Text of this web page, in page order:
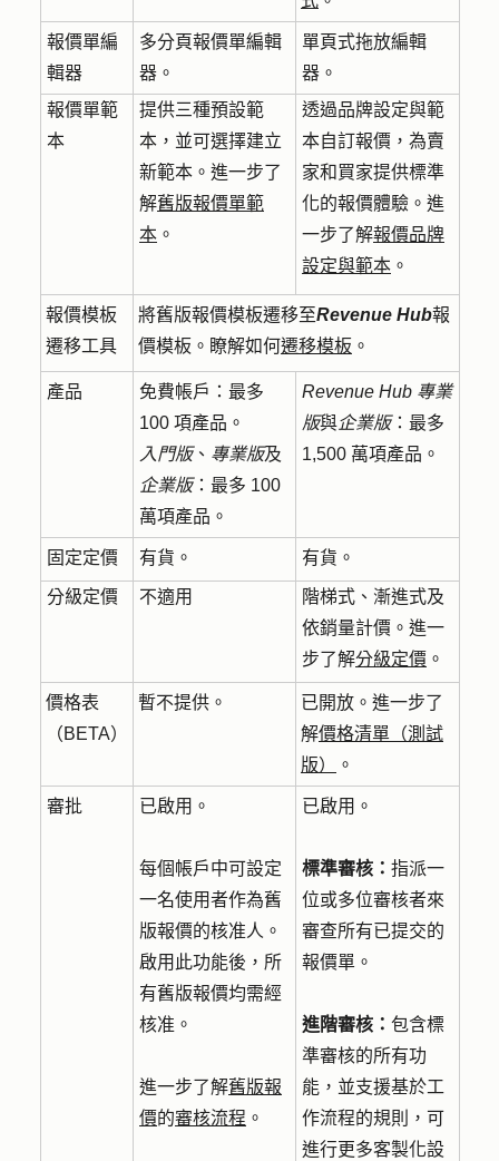
報價單編
輯器
多分頁報價單編輯
器。
單頁式拖放編輯
器。
報價單範
本
提供三種預設範
本，並可選擇建立
新範本。進一步了
解舊版報價單範
本 。
透過品牌設定與範
本自訂報價，為賣
家和買家提供標準
化的報價體驗。進
一步了解報價品牌
設定與範本 。
報價模板
遷移工具
將舊版報價模板遷移至Revenue Hub報
價模板。瞭解如何遷移模板 。
產品 免費帳戶： 最多
100 項產品。
入門版、 專業版及
企業版： 最多 100
萬項產品。
Revenue Hub 專業
版與企業版： 最多
1,500 萬項產品。
固定定價 有貨。 有貨。
分級定價 不適用
階梯式、漸進式及
依銷量計價。進一
步了解分級定價 。
價格表
（BETA）
暫不提供。
已開放。進一步了
解價格清單（測試
版）
。
審批 已啟用。
每個帳戶中可設定
一名使用者作為舊
版報價的核准人。
啟用此功能後，所
有舊版報價均需經
核准。
進一步了解舊版報
價的審核流程 。
已啟用。
標準審核： 指派一
位或多位審核者來
審查所有已提交的
報價單。
進階審核： 包含標
準審核的所有功
能，並支援基於工
作流程的規則，可
進行更多客製化設